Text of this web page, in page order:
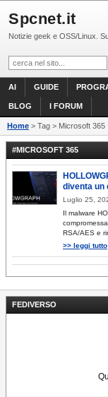
Spcnet.it
Notizie geek e OSS/Linux.
AI GUIDE
BLOG I FORUM
Home > Tag > Microsoft 365
FEDIVERSO
#MICROSOFT 365
diventa un
Luglio 25,
Il malware
RSA/AES e
>> leggi tutto